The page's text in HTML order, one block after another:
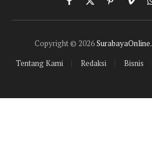
Facebook
X
(Twitter)
Pinterest
Copyright © 2026
Tentang Kami
Redaksi Bisnis